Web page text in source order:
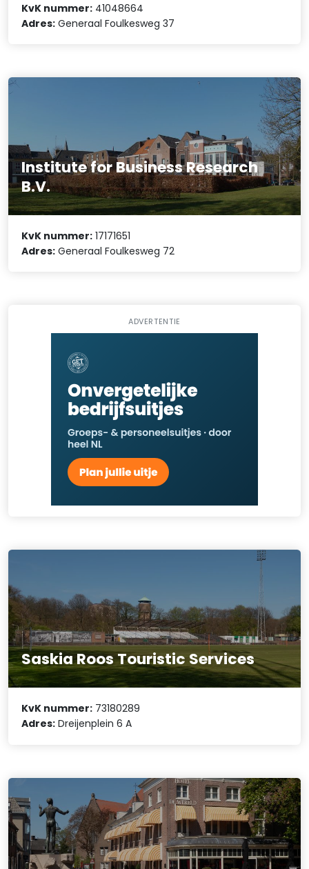
KvK nummer: 41048664
Adres: Generaal Foulkesweg 37
Institute for Business Research
B.V.
KvK nummer: 17171651
Adres: Generaal Foulkesweg 72
ADVERTENTIE
Saskia Roos Touristic Services
KvK nummer: 73180289
Adres: Dreijenplein 6 A